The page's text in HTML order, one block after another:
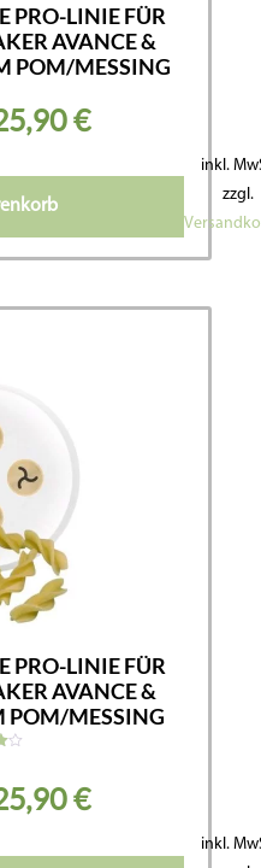
PRO-LINIE FÜR
AVANCE &
POM/MESSING
€
inkl.
zzgl.
PRO-LINIE FÜR
AVANCE &
POM/MESSING
€
inkl.